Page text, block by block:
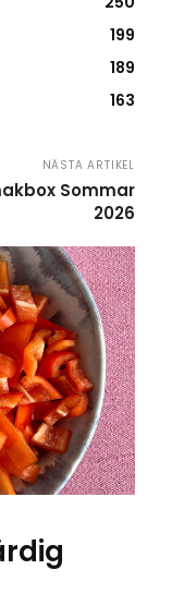
199
189
163
NÄSTA ARTIKEL
Sommar
2026